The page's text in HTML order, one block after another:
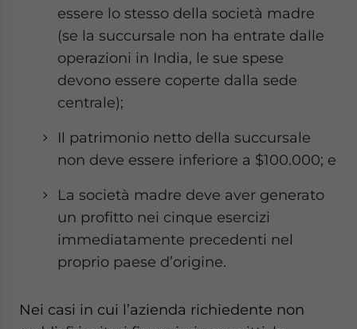
essere lo stesso della società madre
(se la succursale non ha entrate dalle
operazioni in India, le sue spese
devono essere coperte dalla sede
centrale);
Il patrimonio netto della succursale
non deve essere inferiore a $100.000; e
La società madre deve aver generato
un profitto nei cinque esercizi
immediatamente precedenti nel
proprio paese d’origine.
Nei casi in cui l’azienda richiedente non